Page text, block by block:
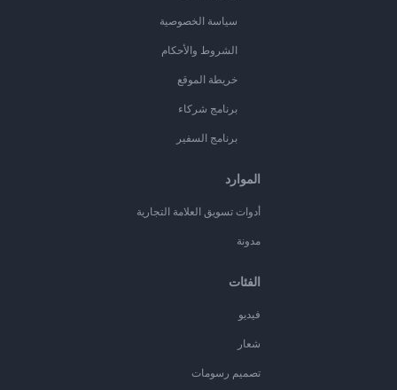
سياسة الخصوصية
الشروط والأحكام
خريطة الموقع
برنامج شركاء
برنامج السفير
الموارد
أدوات تسويق العلامة التجارية
مدونة
الفئات
فيديو
شعار
تصميم رسومات